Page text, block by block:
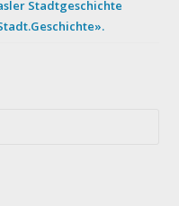
Stadtgeschichte